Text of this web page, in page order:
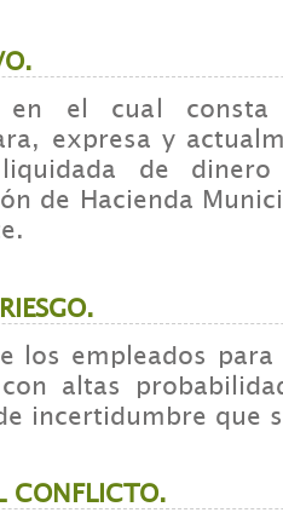
en el cual consta
expresa y
de
de Hacienda
los empleados
altas
incertidumbre que
CONFLICTO.